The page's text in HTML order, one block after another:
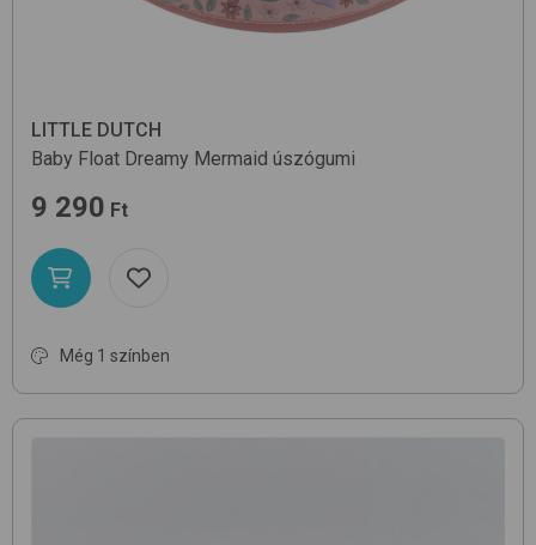
LITTLE DUTCH
Baby Float Dreamy Mermaid úszógumi
9 290 Ft
Még 1 színben